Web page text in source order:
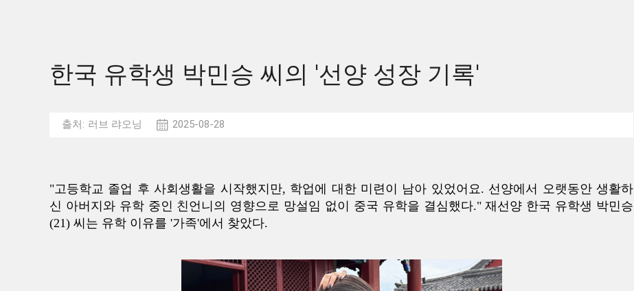
한국 유학생 박민승 씨의 '선양 성장 기록'
출처: 러브 랴오닝 2025-08-28
"고등학교 졸업 후 사회생활을 시작했지만, 학업에 대한 미련이 남아 있었어요. 선양에서 오랫동안 생활하
신 아버지와 유학 중인 친언니의 영향으로 망설임 없이 중국 유학을 결심했다." 재선양 한국 유학생 박민승
(21) 씨는 유학 이유를 '가족'에서 찾았다.